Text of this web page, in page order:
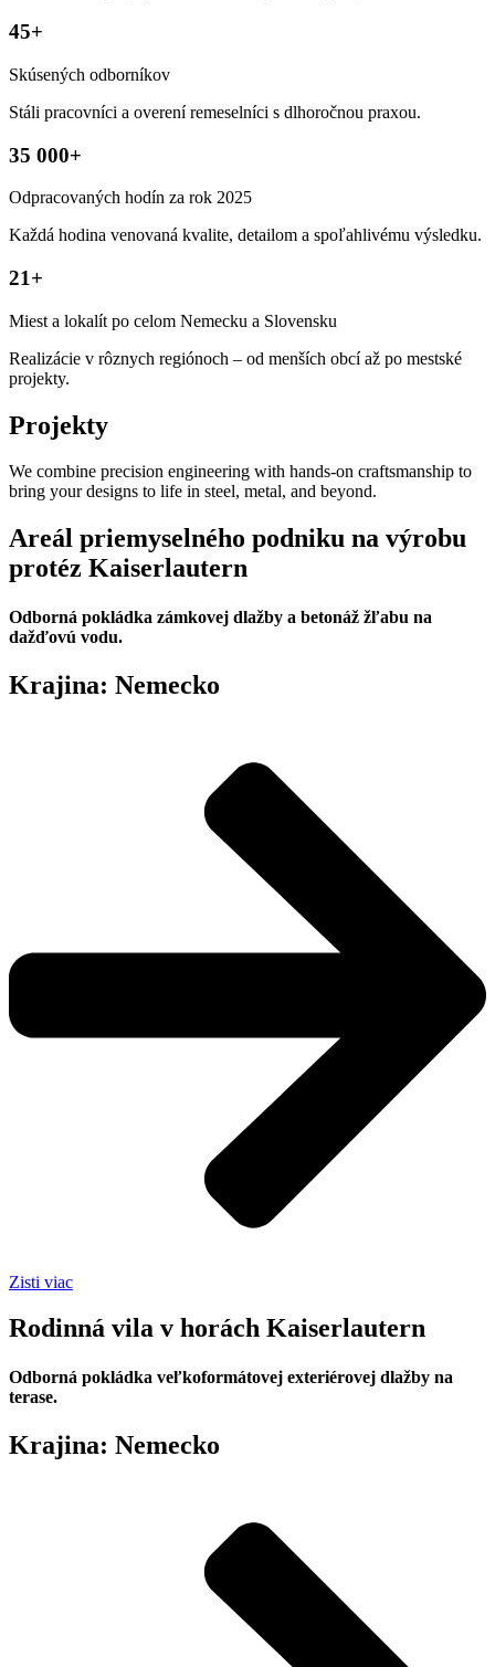
45+
Skúsených odborníkov
Stáli pracovníci a overení remeselníci s dlhoročnou praxou.
35 000+
Odpracovaných hodín za rok 2025
Každá hodina venovaná kvalite, detailom a spoľahlivému výsledku.
21+
Miest a lokalít po celom Nemecku a Slovensku
Realizácie v rôznych regiónoch – od menších obcí až po mestské
projekty.
Projekty
We combine precision engineering with hands-on craftsmanship to
bring your designs to life in steel, metal, and beyond.
Areál priemyselného podniku na výrobu
protéz Kaiserlautern
Odborná pokládka zámkovej dlažby a betonáž žľabu na
dažďovú vodu.
Krajina: Nemecko
Zisti viac
Rodinná vila v horách Kaiserlautern
Odborná pokládka veľkoformátovej exteriérovej dlažby na
terase.
Krajina: Nemecko